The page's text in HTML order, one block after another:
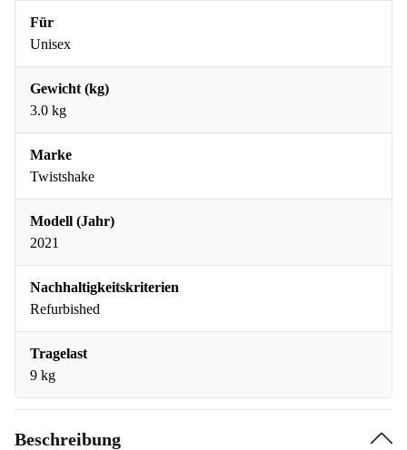
Für
Unisex
Gewicht (kg)
3.0 kg
Marke
Twistshake
Modell (Jahr)
2021
Nachhaltigkeitskriterien
Refurbished
Tragelast
9 kg
Beschreibung